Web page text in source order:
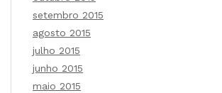
setembro 2015
agosto 2015
julho 2015
junho 2015
maio 2015